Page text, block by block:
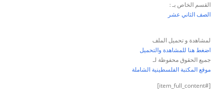
القسم الخاص بـ :
الصف الثاني عشر
لمشاهدة و تحميل الملف
اضغط هنا للمشاهدة والتحميل
جميع الحقوق محفوظة لـ
موقع المكتبة الفلسطينية الشاملة
[#item_full_content]